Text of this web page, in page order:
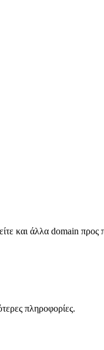
και άλλα domain
πληροφορίες.